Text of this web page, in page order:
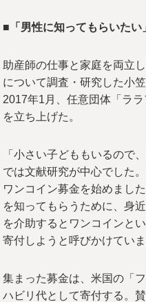
■「男性に知ってもらいたい
助産師の仕事と家庭を両立
について調査・研究した小
2017年1月、任意団体「ラ
を立ち上げた。
「小さい子どももいるので
では文献研究が中心でした
ワンコイン募金を始めまし
を知ってもらうために、身
を介助するとワンコインと
寄付しようと呼びかけてい
集まった募金は、米国の「
ハビリ代として寄付する。